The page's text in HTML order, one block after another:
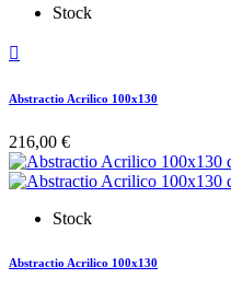
Stock

Abstractio Acrilico 100x130
216,00 €
Stock
Abstractio Acrilico 100x130